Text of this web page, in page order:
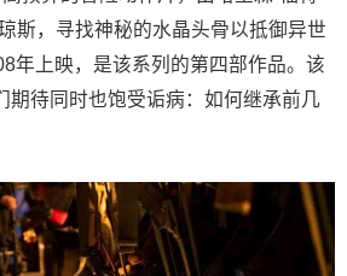
斯，寻找神秘的水晶头骨以抵御异世
年上映，是该系列的第四部作品。该
期待同时也饱受诟病：如何继承前几